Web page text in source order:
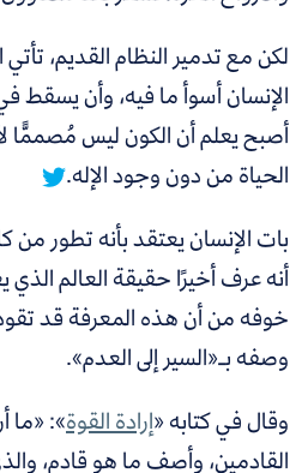
لكن مع تدمير النظام القديم،
الإنسان أسوأ ما فيه، وأن يسقط
أصبح يعلم أن الكون ليس مُصممًّا
الحياة من دون وجود الإله.
بات الإنسان يعتقد بأنه تطور من
أنه عرف أخيرًا حقيقة العالم
خوفه من أن هذه المعرفة قد تقود
وصفه بـ«السير إلى العدم».
وقال في كتابه «إرادة القوة»: «ما
القادمين، وأصف ما هو قادم،